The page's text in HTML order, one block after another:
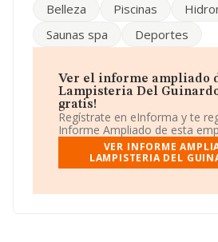
Puedes consultar su página web
La sociedadLampisteria del
encuentra en Calle Pare Manyanet
(08030), en el municipio de
En base a la información de la que
sobre 45.460 compañías, en el
facturación alcanza la cifra de
y la media entre todas las
euros de ventas en 2024. Como
constitución. La media de
Belleza Piscinas
Saunas spa
Deportes
Ver el informe ampliado
Lampisteria Del Guinardo
gratis!
Regístrate en eInforma y te
Informe Ampliado de esta
VER INFORME
LAMPISTERIA DEL